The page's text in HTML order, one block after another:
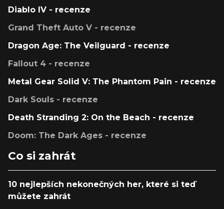
Diablo IV - recenze
Grand Theft Auto V - recenze
Dragon Age: The Veilguard - recenze
Fallout 4 - recenze
Metal Gear Solid V: The Phantom Pain - recenze
Dark Souls - recenze
Death Stranding 2: On the Beach - recenze
Doom: The Dark Ages - recenze
Co si zahrát
10 nejlepších nekonečných her, které si teď
můžete zahrát